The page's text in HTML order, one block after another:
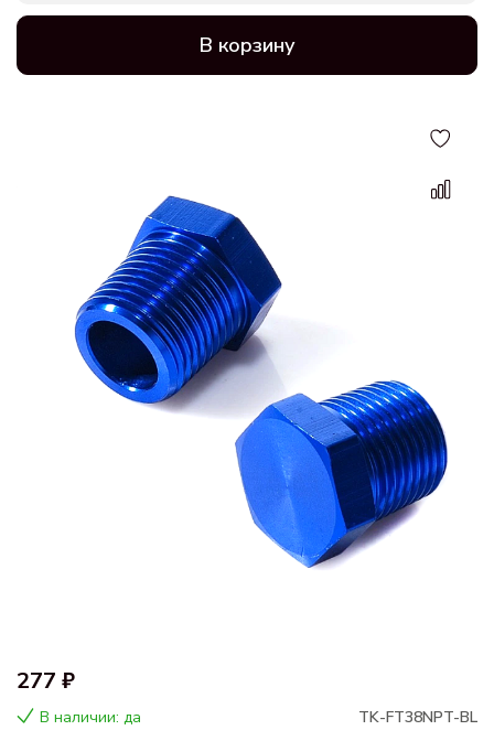
В корзину
277 ₽
В наличии: да TK-FT38NPT-BL